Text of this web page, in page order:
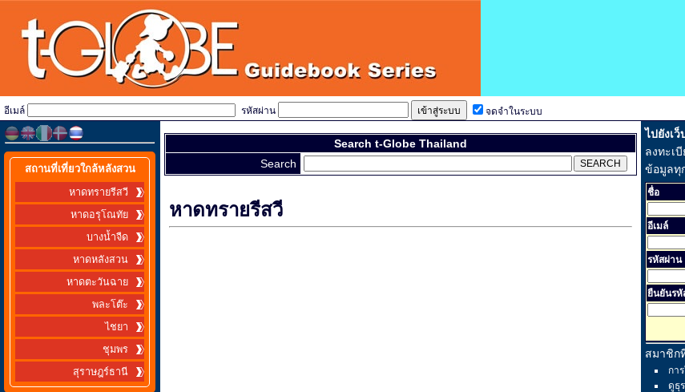
อีเมล์ รหัสผ่าน จดจำในระบบ
สถานที่เที่ยวใกล้หลังสวน
หาดทรายรีสวี
หาดอรุโณทัย
บางน้ำจืด
หาดหลังสวน
หาดตะวันฉาย
พละโต๊ะ
ไชยา
ชุมพร
สุราษฎร์ธานี
Search t-Globe Thailand
Search
หาดทรายรีสวี
ไปยังเ
ลงทะเ
ข้อมูลทุ
ชื่อ
อีเมล์
รหัสผ่าน
ยืนยันรหั
สมาชิก
กา
ดูธุ